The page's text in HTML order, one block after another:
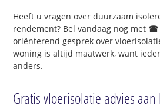
Heeft u vragen over duurzaam
rendement? Bel vandaag nog met ☎
oriënterend gesprek over
woning is altijd maatwerk, want
anders.
Gratis vloerisolatie advies